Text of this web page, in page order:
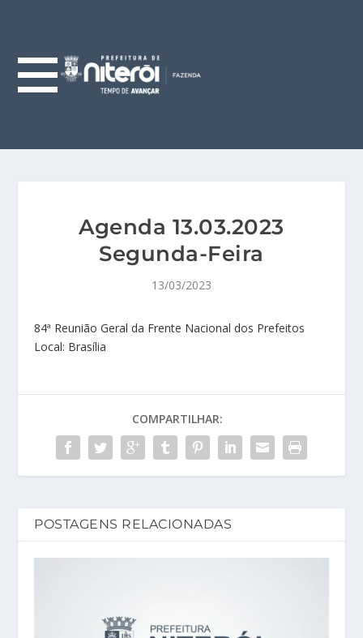
Agenda 13.03.2023
Segunda-Feira
13/03/2023
84ª Reunião Geral da Frente Nacional dos Prefeitos
Local: Brasília
COMPARTILHAR:
POSTAGENS RELACIONADAS